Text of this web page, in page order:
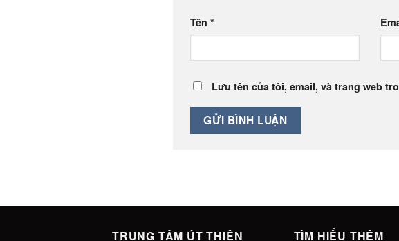
Tên *
Lưu tên của tôi, email, và trang web
TRUNG TÂM ÚT THIỆN TÌM HIỂU THÊM